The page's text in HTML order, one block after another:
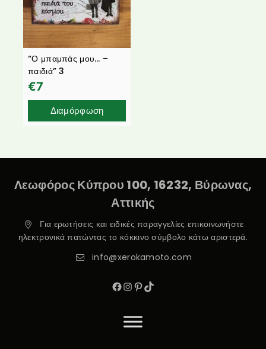
“Ο μπαμπάς μου… –
παιδιά” 3
€7
Διαμόρφωση
Λεωφόρος Κύπρου 100, 16232, Βύρωνας,
Αττικής
Για ερωτήσεις και ειδικές παραγγελίες επικοινωνήστε
ηλεκτρονικά πατώντας το κόκκινο σύμβολο κάτω αριστερά.
info@xerokamoto.com